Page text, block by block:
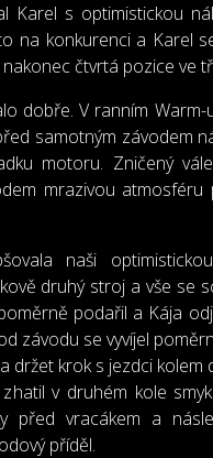
Karel s optimistickou
na konkurenci a Karel
čtvrtá pozice ve
dobře. V ranním Warm-
samotným závodem
motoru. Zničený
mrazivou atmosféru
naši
druhý stroj a vše se
podařil a Kája
závodu se vyvíjel
držet krok s jezdci kolem
v druhém kole
před vracákem a
příděl.